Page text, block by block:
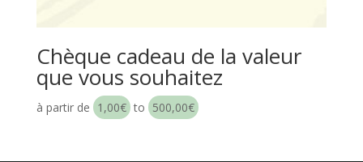
Chèque cadeau de la valeur
que vous souhaitez
à partir de 1,00€ to 500,00€